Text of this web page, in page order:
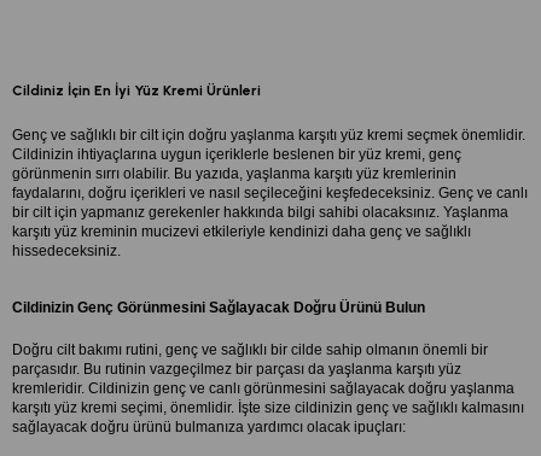
Cildiniz İçin En İyi Yüz Kremi Ürünleri
Genç ve sağlıklı bir cilt için doğru yaşlanma karşıtı yüz kremi seçmek önemlidir.
Cildinizin ihtiyaçlarına uygun içeriklerle beslenen bir yüz kremi, genç
görünmenin sırrı olabilir. Bu yazıda, yaşlanma karşıtı yüz kremlerinin
faydalarını, doğru içerikleri ve nasıl seçileceğini keşfedeceksiniz. Genç ve canlı
bir cilt için yapmanız gerekenler hakkında bilgi sahibi olacaksınız. Yaşlanma
karşıtı yüz kreminin mucizevi etkileriyle kendinizi daha genç ve sağlıklı
hissedeceksiniz.
Cildinizin Genç Görünmesini Sağlayacak Doğru Ürünü Bulun
Doğru cilt bakımı rutini, genç ve sağlıklı bir cilde sahip olmanın önemli bir
parçasıdır. Bu rutinin vazgeçilmez bir parçası da yaşlanma karşıtı yüz
kremleridir. Cildinizin genç ve canlı görünmesini sağlayacak doğru yaşlanma
karşıtı yüz kremi seçimi, önemlidir. İşte size cildinizin genç ve sağlıklı kalmasını
sağlayacak doğru ürünü bulmanıza yardımcı olacak ipuçları: